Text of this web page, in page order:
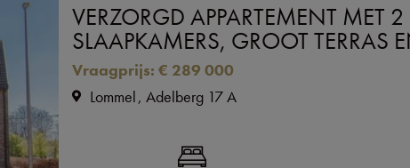
VERZORGD APPARTEMENT MET 2
SLAAPKAMERS, GROOT TERRAS
Vraagprijs: € 289 000
Lommel Adelberg 17 A